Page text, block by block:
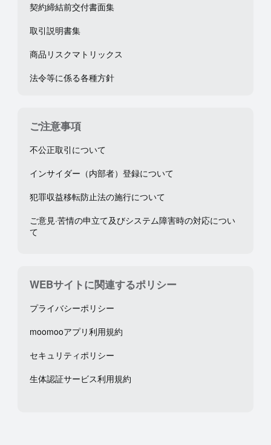
契約締結前交付書面集
取引説明書集
商品リスクマトリックス
法令等に係る各種方針
ご注意事項
不公正取引について
インサイダー（内部者）登録について
犯罪収益移転防止法の施行について
ご意見·苦情の申立て及びシステム障害時の対応につい
て
WEBサイトに関連するポリシー
プライバシーポリシー
moomooアプリ利用規約
セキュリティポリシー
生体認証サービス利用規約